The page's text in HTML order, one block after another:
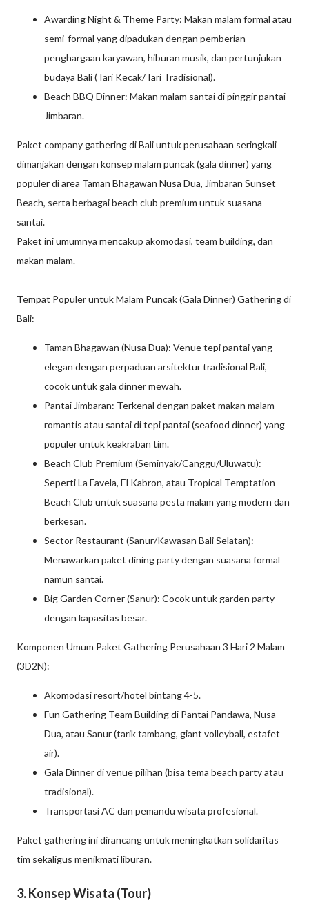
Awarding Night & Theme Party: Makan malam formal atau
semi-formal yang dipadukan dengan pemberian
penghargaan karyawan, hiburan musik, dan pertunjukan
budaya Bali (Tari Kecak/Tari Tradisional).
Beach BBQ Dinner: Makan malam santai di pinggir pantai
Jimbaran.
Paket company gathering di Bali untuk perusahaan seringkali
dimanjakan dengan konsep malam puncak (gala dinner) yang
populer di area Taman Bhagawan Nusa Dua, Jimbaran Sunset
Beach, serta berbagai beach club premium untuk suasana
santai.
Paket ini umumnya mencakup akomodasi, team building, dan
makan malam.
Tempat Populer untuk Malam Puncak (Gala Dinner) Gathering di
Bali:
Taman Bhagawan (Nusa Dua): Venue tepi pantai yang
elegan dengan perpaduan arsitektur tradisional Bali,
cocok untuk gala dinner mewah.
Pantai Jimbaran: Terkenal dengan paket makan malam
romantis atau santai di tepi pantai (seafood dinner) yang
populer untuk keakraban tim.
Beach Club Premium (Seminyak/Canggu/Uluwatu):
Seperti La Favela, El Kabron, atau Tropical Temptation
Beach Club untuk suasana pesta malam yang modern dan
berkesan.
Sector Restaurant (Sanur/Kawasan Bali Selatan):
Menawarkan paket dining party dengan suasana formal
namun santai.
Big Garden Corner (Sanur): Cocok untuk garden party
dengan kapasitas besar.
Komponen Umum Paket Gathering Perusahaan 3 Hari 2 Malam
(3D2N):
Akomodasi resort/hotel bintang 4-5.
Fun Gathering Team Building di Pantai Pandawa, Nusa
Dua, atau Sanur (tarik tambang, giant volleyball, estafet
air).
Gala Dinner di venue pilihan (bisa tema beach party atau
tradisional).
Transportasi AC dan pemandu wisata profesional.
Paket gathering ini dirancang untuk meningkatkan solidaritas
tim sekaligus menikmati liburan.
3. Konsep Wisata (Tour)